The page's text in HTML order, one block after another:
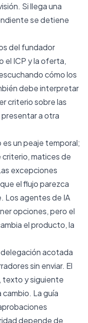
Si llega una
se detiene
del fundador
el ICP y la oferta,
cómo los
debe interpretar
criterio sobre las
a otra
es un peaje temporal;
matices de
excepciones
el flujo parezca
Los agentes de IA
opciones, pero el
el producto, la
acotada
sin enviar. El
texto y siguiente
La guía
depende de